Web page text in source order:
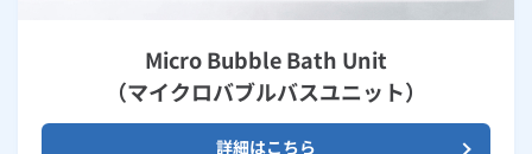
Micro Bubble Bath Unit
（マイクロバブルバスユニット）
詳細はこちら